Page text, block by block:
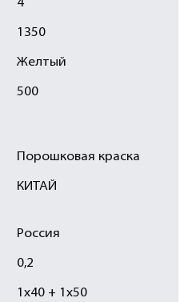
4
1350
Желтый
500
Порошковая краска
КИТАЙ
Россия
0,2
1х40 + 1х50